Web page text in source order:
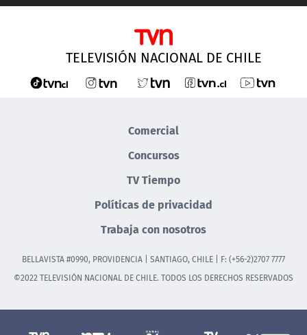
TELEVISIÓN NACIONAL DE CHILE
Comercial
Concursos
TV Tiempo
Políticas de privacidad
Trabaja con nosotros
BELLAVISTA #0990, PROVIDENCIA | SANTIAGO, CHILE | F: (+56-2)2707 7777
©2022 TELEVISIÓN NACIONAL DE CHILE. TODOS LOS DERECHOS RESERVADOS